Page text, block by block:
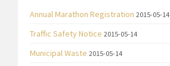
Annual Marathon Registration 2015-05-14
Traffic Safety Notice 2015-05-14
Municipal Waste 2015-05-14